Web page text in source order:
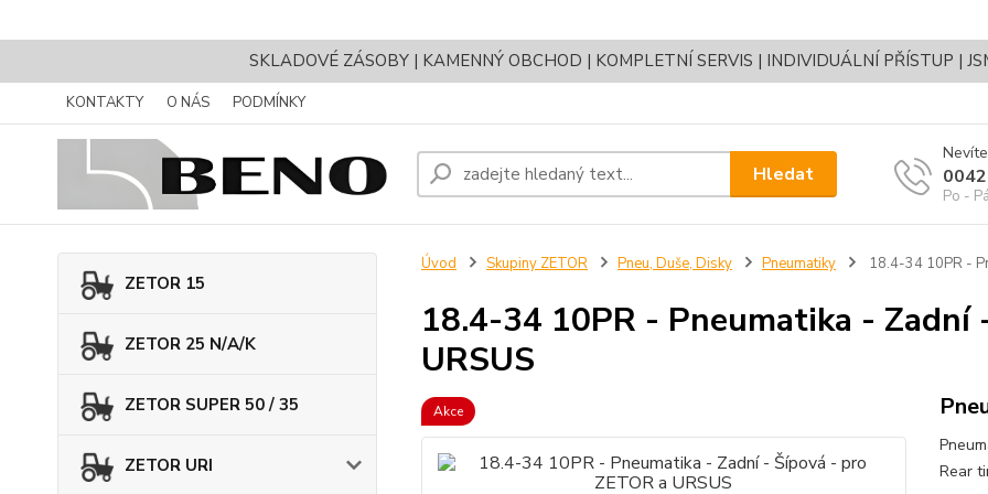
SKLADOVÉ ZÁSOBY | KAMENNÝ OBCHOD | KOMPLETNÍ SERVIS | INDIVIDUÁLNÍ PŘÍSTUP |
KONTAKTY O NÁS PODMÍNKY
Hledat
Po -
ZETOR 15
ZETOR 25 N/A/K
ZETOR SUPER 50 / 35
ZETOR URI
Úvod Skupiny ZETOR Pneu, Duše, Disky Pneumatiky 18.4-34 10PR -
18.4-34 10PR - Pneumatika - Zadní
URSUS
Akce
Rear